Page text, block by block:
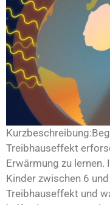
Treibhauseffekt
Erwärmung zu lernen.
Kinder zwischen 6
Treibhauseffekt und